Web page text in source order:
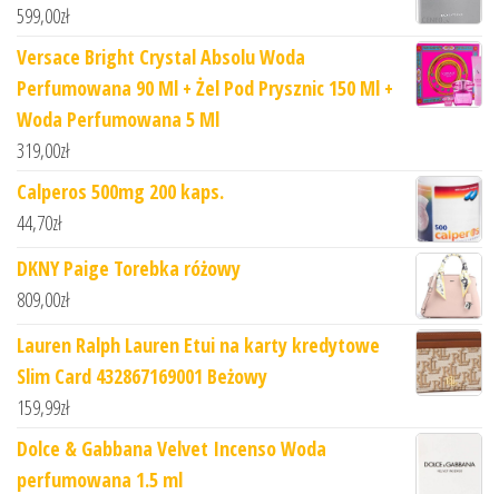
599,00zł
Versace Bright Crystal Absolu Woda
Perfumowana 90 Ml + Żel Pod Prysznic 150 Ml +
Woda Perfumowana 5 Ml
319,00zł
Calperos 500mg 200 kaps.
44,70zł
DKNY Paige Torebka różowy
809,00zł
Lauren Ralph Lauren Etui na karty kredytowe
Slim Card 432867169001 Beżowy
159,99zł
Dolce & Gabbana Velvet Incenso Woda
perfumowana 1.5 ml